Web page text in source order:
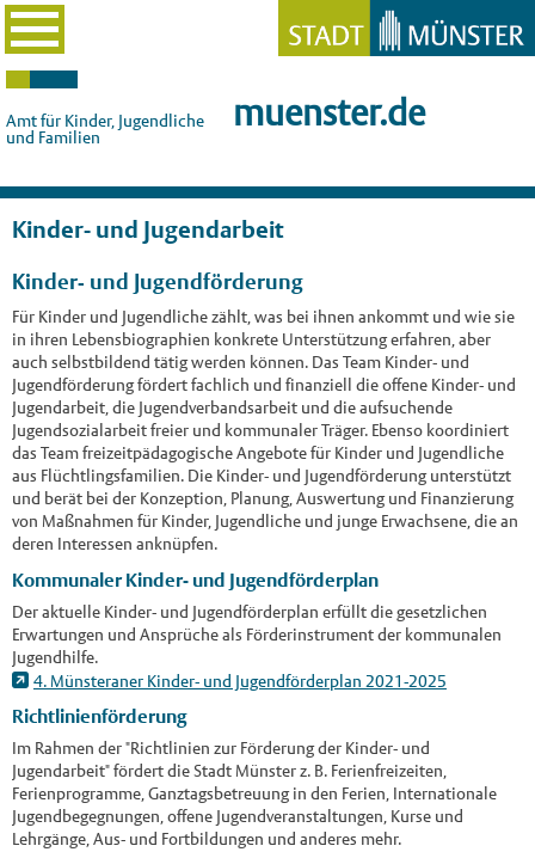
Amt für Kinder, Jugendliche
und Familien
muenster.de
Kinder- und Jugendarbeit
Kinder- und Jugendförderung
Für Kinder und Jugendliche zählt, was bei ihnen ankommt und wie sie
in ihren Lebensbiographien konkrete Unterstützung erfahren, aber
auch selbstbildend tätig werden können. Das Team Kinder- und
Jugendförderung fördert fachlich und finanziell die offene Kinder- und
Jugendarbeit, die Jugendverbandsarbeit und die aufsuchende
Jugendsozialarbeit freier und kommunaler Träger. Ebenso koordiniert
das Team freizeitpädagogische Angebote für Kinder und Jugendliche
aus Flüchtlingsfamilien. Die Kinder- und Jugendförderung unterstützt
und berät bei der Konzeption, Planung, Auswertung und Finanzierung
von Maßnahmen für Kinder, Jugendliche und junge Erwachsene, die an
deren Interessen anknüpfen.
Kommunaler Kinder- und Jugendförderplan
Der aktuelle Kinder- und Jugendförderplan erfüllt die gesetzlichen
Erwartungen und Ansprüche als Förderinstrument der kommunalen
Jugendhilfe.
4. Münsteraner Kinder- und Jugendförderplan 2021-2025
Richtlinienförderung
Im Rahmen der "Richtlinien zur Förderung der Kinder- und
Jugendarbeit" fördert die Stadt Münster z. B. Ferienfreizeiten,
Ferienprogramme, Ganztagsbetreuung in den Ferien, Internationale
Jugendbegegnungen, offene Jugendveranstaltungen, Kurse und
Lehrgänge, Aus- und Fortbildungen und anderes mehr.